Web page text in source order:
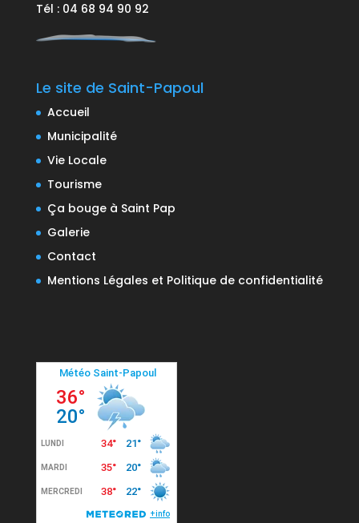
Tél : 04 68 94 90 92
Le site de Saint-Papoul
Accueil
Municipalité
Vie Locale
Tourisme
Ça bouge à Saint Pap
Galerie
Contact
Mentions Légales et Politique de confidentialité